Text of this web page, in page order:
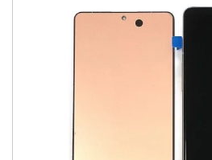
Thay màn hình
Màn
Màn
Pin Samsumg